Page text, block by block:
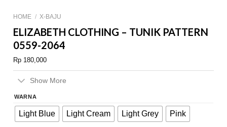
HOME / X-BAJU
ELIZABETH CLOTHING – TUNIK PATTERN
0559-2064
Rp 180,000
Show More
WARNA
Light Blue Light Cream Light Grey Pink